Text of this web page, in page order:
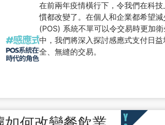
在前兩年疫情橫行下，令我們在科
慣都改變了。在個人和企業都希望
(POS) 系統不單可以令交易時更加
中，我們將深入探討感應式支付日
全、無縫的交易。